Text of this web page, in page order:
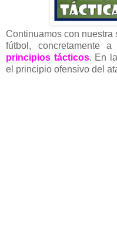
Continuamos con
fútbol, concretamente
principios tácticos. En
el principio ofensivo del